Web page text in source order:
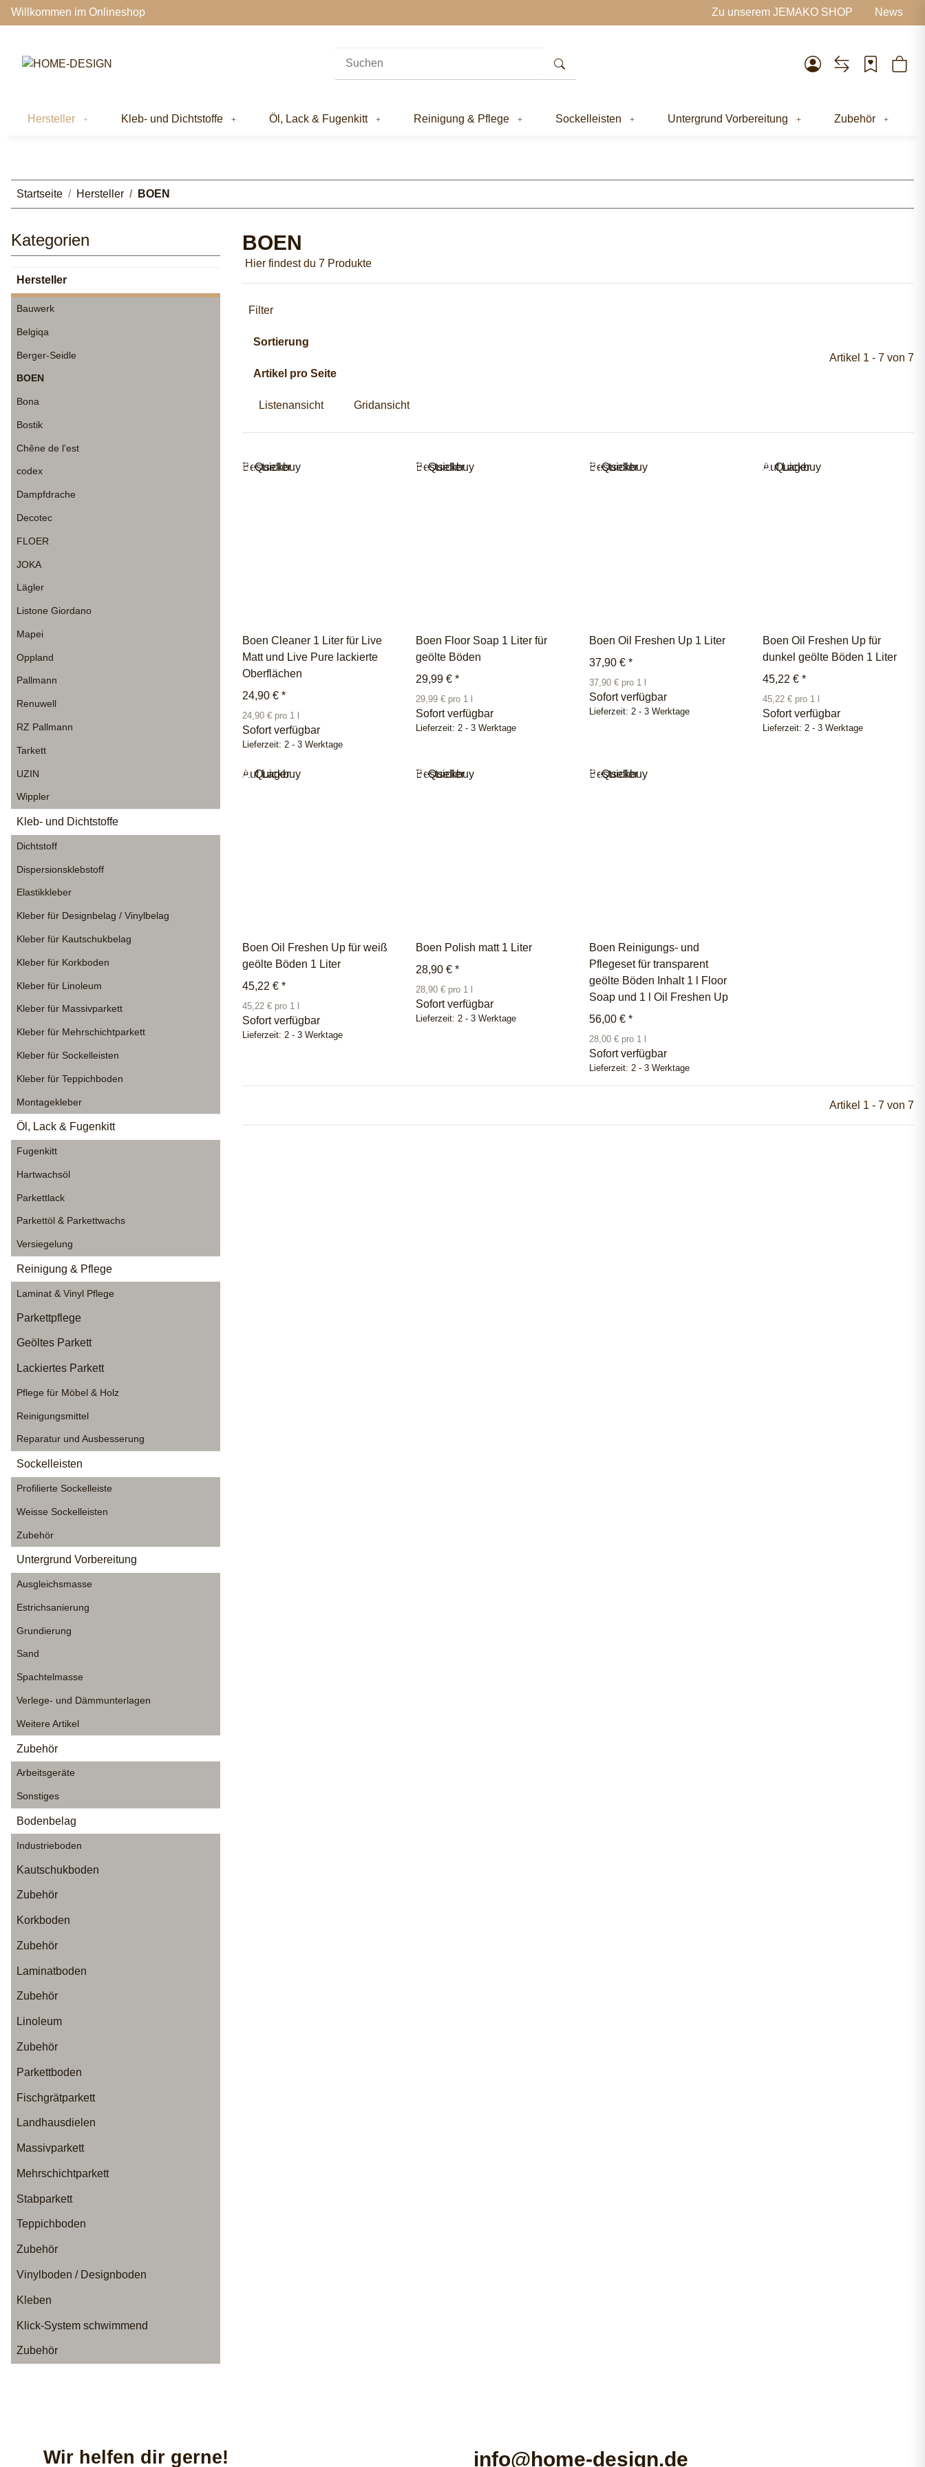
Willkommen im Onlineshop Zu unserem JEMAKO SHOP News
Hersteller Kleb- und Dichtstoffe Öl, Lack & Fugenkitt Reinigung & Pflege Sockelleisten Untergrund Vorbereitung Zubehör
Startseite Hersteller BOEN
BOEN
Hier findest du 7 Produkte
Filter
Sortierung
Artikel pro Seite
Listenansicht Gridansicht
Artikel 1 - 7 von 7
Quickbuy
Bestseller
Boen Cleaner 1 Liter für Live
Matt und Live Pure lackierte
Oberflächen
24,90 € *
24,90 € pro 1 l
Sofort verfügbar
Lieferzeit: 2 - 3 Werktage
Quickbuy
Bestseller
Boen Floor Soap 1 Liter für
geölte Böden
29,99 € *
29,99 € pro 1 l
Sofort verfügbar
Lieferzeit: 2 - 3 Werktage
Quickbuy
Bestseller
Boen Oil Freshen Up 1 Liter
37,90 € *
37,90 € pro 1 l
Sofort verfügbar
Lieferzeit: 2 - 3 Werktage
Quickbuy
Auf Lager
Boen Oil Freshen Up für
dunkel geölte Böden 1 Liter
45,22 € *
45,22 € pro 1 l
Sofort verfügbar
Lieferzeit: 2 - 3 Werktage
Quickbuy
Auf Lager
Boen Oil Freshen Up für weiß
geölte Böden 1 Liter
45,22 € *
45,22 € pro 1 l
Sofort verfügbar
Lieferzeit: 2 - 3 Werktage
Quickbuy
Bestseller
Boen Polish matt 1 Liter
28,90 € *
28,90 € pro 1 l
Sofort verfügbar
Lieferzeit: 2 - 3 Werktage
Quickbuy
Bestseller
Boen Reinigungs- und
Pflegeset für transparent
geölte Böden Inhalt 1 l Floor
Soap und 1 l Oil Freshen Up
56,00 € *
28,00 € pro 1 l
Sofort verfügbar
Lieferzeit: 2 - 3 Werktage
Artikel 1 - 7 von 7
Kategorien
Hersteller
Bauwerk
Belgiqa
Berger-Seidle
BOEN
Bona
Bostik
Chêne de l'est
codex
Dampfdrache
Decotec
FLOER
JOKA
Lägler
Listone Giordano
Mapei
Oppland
Pallmann
Renuwell
RZ Pallmann
Tarkett
UZIN
Wippler
Kleb- und Dichtstoffe
Dichtstoff
Dispersionsklebstoff
Elastikkleber
Kleber für Designbelag / Vinylbelag
Kleber für Kautschukbelag
Kleber für Korkboden
Kleber für Linoleum
Kleber für Massivparkett
Kleber für Mehrschichtparkett
Kleber für Sockelleisten
Kleber für Teppichboden
Montagekleber
Öl, Lack & Fugenkitt
Fugenkitt
Hartwachsöl
Parkettlack
Parkettöl & Parkettwachs
Versiegelung
Reinigung & Pflege
Laminat & Vinyl Pflege
Parkettpflege
Geöltes Parkett
Lackiertes Parkett
Pflege für Möbel & Holz
Reinigungsmittel
Reparatur und Ausbesserung
Sockelleisten
Profilierte Sockelleiste
Weisse Sockelleisten
Zubehör
Untergrund Vorbereitung
Ausgleichsmasse
Estrichsanierung
Grundierung
Sand
Spachtelmasse
Verlege- und Dämmunterlagen
Weitere Artikel
Zubehör
Arbeitsgeräte
Sonstiges
Bodenbelag
Industrieboden
Kautschukboden
Zubehör
Korkboden
Zubehör
Laminatboden
Zubehör
Linoleum
Zubehör
Parkettboden
Fischgrätparkett
Landhausdielen
Massivparkett
Mehrschichtparkett
Stabparkett
Teppichboden
Zubehör
Vinylboden / Designboden
Kleben
Klick-System schwimmend
Zubehör
Wir helfen dir gerne! info@home-design.de